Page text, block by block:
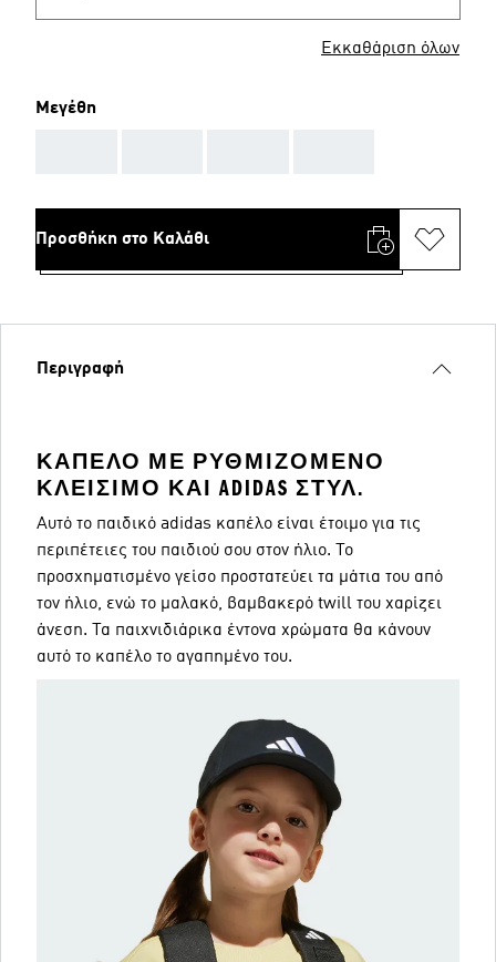
Εκκαθάριση όλων
Μεγέθη
Προσθήκη στο Καλάθι
Περιγραφή
ΚΑΠΈΛΟ ΜΕ ΡΥΘΜΙΖΌΜΕΝΟ
ΚΛΕΊΣΙΜΟ ΚΑΙ ADIDAS ΣΤΥΛ.
Αυτό το παιδικό adidas καπέλο είναι έτοιμο για τις
περιπέτειες του παιδιού σου στον ήλιο. Το
προσχηματισμένο γείσο προστατεύει τα μάτια του από
τον ήλιο, ενώ το μαλακό, βαμβακερό twill του χαρίζει
άνεση. Τα παιχνιδιάρικα έντονα χρώματα θα κάνουν
αυτό το καπέλο το αγαπημένο του.